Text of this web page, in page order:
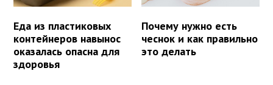
Еда из пластиковых
контейнеров навынос
оказалась опасна для
здоровья
Почему нужно есть
чеснок и как правильно
это делать